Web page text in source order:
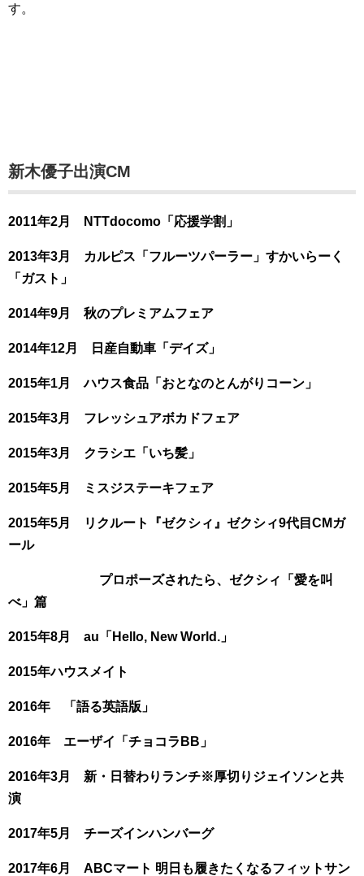
す。
新木優子出演CM
2011年2月 NTTdocomo「応援学割」
2013年3月 カルピス「フルーツパーラー」すかいらーく
「ガスト」
2014年9月 秋のプレミアムフェア
2014年12月 日産自動車「デイズ」
2015年1月 ハウス食品「おとなのとんがりコーン」
2015年3月 フレッシュアボカドフェア
2015年3月 クラシエ「いち髪」
2015年5月 ミスジステーキフェア
2015年5月 リクルート『ゼクシィ』ゼクシィ9代目CMガ
ール
プロポーズされたら、ゼクシィ「愛を叫
べ」篇
2015年8月 au「Hello, New World.」
2015年ハウスメイト
2016年 「語る英語版」
2016年 エーザイ「チョコラBB」
2016年3月 新・日替わりランチ※厚切りジェイソンと共
演
2017年5月 チーズインハンバーグ
2017年6月 ABCマート 明日も履きたくなるフィットサン